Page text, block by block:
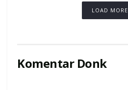
LOAD MORE
Komentar Donk